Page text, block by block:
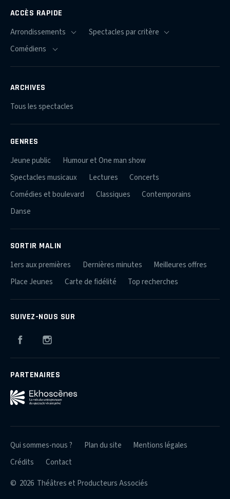
ACCÈS RAPIDE
ARCHIVES
Tous les spectacles
GENRES
Jeune public
Humour et One man show
Spectacles musicaux
Lectures
Concerts
Comédies et boulevard
Classiques
Contemporains
Danse
SORTIR MALIN
1ers aux premières Dernières minutes
Meilleures offres
Place Jeunes
Carte de fidélité Top recherches
SUIVEZ-NOUS SUR
Facebook
PARTENAIRES
© 2026 Théâtres et Producteurs Associés
Qui sommes-nous ? Plan du site
Mentions légales
Crédits
Contact